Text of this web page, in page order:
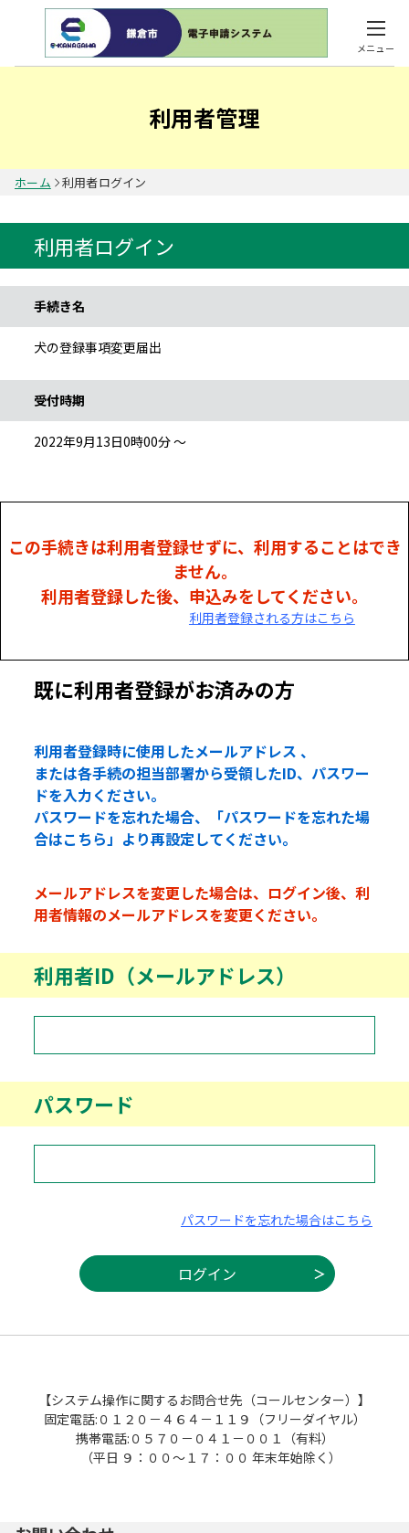
メニュー
利用者管理
ホーム 利用者ログイン
利用者ログイン
手続き名
犬の登録事項変更届出
受付時期
2022年9月13日0時00分 ～
この手続きは利用者登録せずに、利用することはでき
ません。
利用者登録した後、申込みをしてください。
利用者登録される方はこちら
既に利用者登録がお済みの方
利用者登録時に使用したメールアドレス 、
または各手続の担当部署から受領したID、パスワー
ドを入力ください。
パスワードを忘れた場合、「パスワードを忘れた場
合はこちら」より再設定してください。
メールアドレスを変更した場合は、ログイン後、利
用者情報のメールアドレスを変更ください。
利用者ID（メールアドレス）
パスワード
パスワードを忘れた場合はこちら
【システム操作に関するお問合せ先（コールセンター）】
固定電話:０１２０－４６４－１１９（フリーダイヤル）
携帯電話:０５７０－０４１－００１（有料）
（平日 ９：００～１７：００ 年末年始除く）